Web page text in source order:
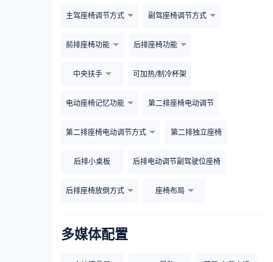
主驾座椅调节方式 副驾座椅调节方式
前排座椅功能 后排座椅功能
中央扶手 可加热/制冷杯架
电动座椅记忆功能 第二排座椅电动调节
第二排座椅电动调节方式 第二排独立座椅
后排小桌板 后排电动调节副驾驶位座椅
后排座椅放倒方式 座椅布局
多媒体配置